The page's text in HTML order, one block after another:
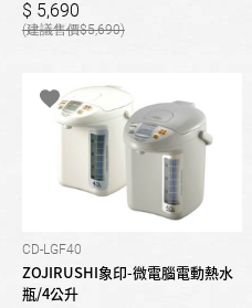
5,690
5,690
CD-LGF40
ZOJIRUSHI象印-微電腦電動熱水
瓶/4公升